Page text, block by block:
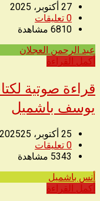
27 أكتوبر، 2025
0 تعليقات
6810 مشاهدة
عبد الرحمن العجلان
أكمل القراءة
قراءة صوتية
يوسف باشميل
25 أكتوبر، 2025
25 أكتوبر، 2025
0 تعليقات
5343 مشاهدة
أنس باشميل
أكمل القراءة